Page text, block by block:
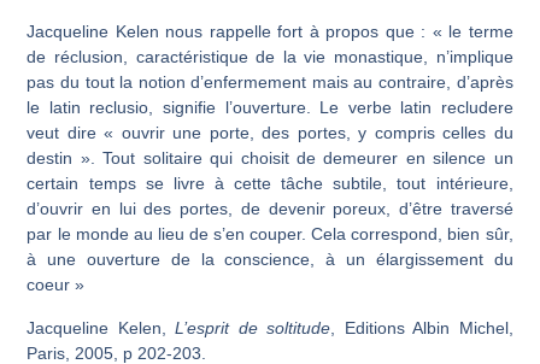
Jacqueline Kelen nous rappelle fort à propos que : « le terme
de réclusion, caractéristique de la vie monastique, n’implique
pas du tout la notion d’enfermement mais au contraire, d’après
le latin reclusio, signifie l’ouverture. Le verbe latin recludere
veut dire « ouvrir une porte, des portes, y compris celles du
destin ». Tout solitaire qui choisit de demeurer en silence un
certain temps se livre à cette tâche subtile, tout intérieure,
d’ouvrir en lui des portes, de devenir poreux, d’être traversé
par le monde au lieu de s’en couper. Cela correspond, bien sûr,
à une ouverture de la conscience, à un élargissement du
coeur »
Jacqueline Kelen,L’esprit de soltitude , Editions Albin Michel,
Paris, 2005, p 202-203.